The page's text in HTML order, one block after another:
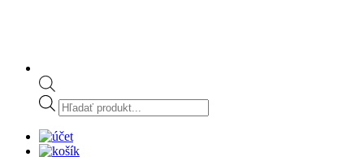
Products
search